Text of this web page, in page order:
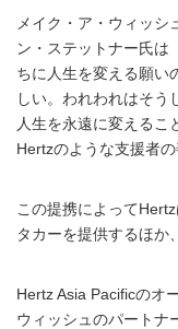
メイク・ア・ウィッシ
ン・ステットナー氏は
ちに人生を変える願い
しい。われわれはそう
人生を永遠に変えるこ
Hertzのような支援者
この提携によって
タカーを提供するほか
Hertz Asia Pacificのオ
ウィッシュのパートナ